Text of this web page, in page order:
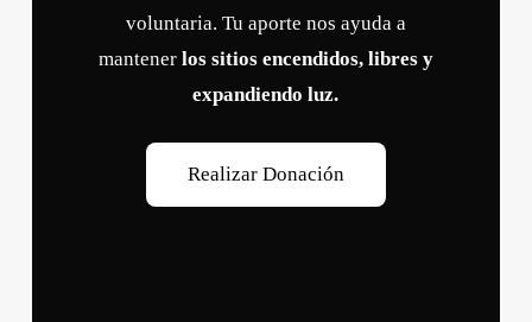
voluntaria. Tu aporte nos ayuda a
mantener los sitios encendidos, libres y
expandiendo luz.
Realizar Donación